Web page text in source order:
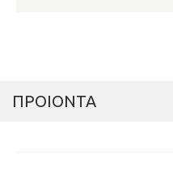
ΠΡΟΙΟΝΤΑ